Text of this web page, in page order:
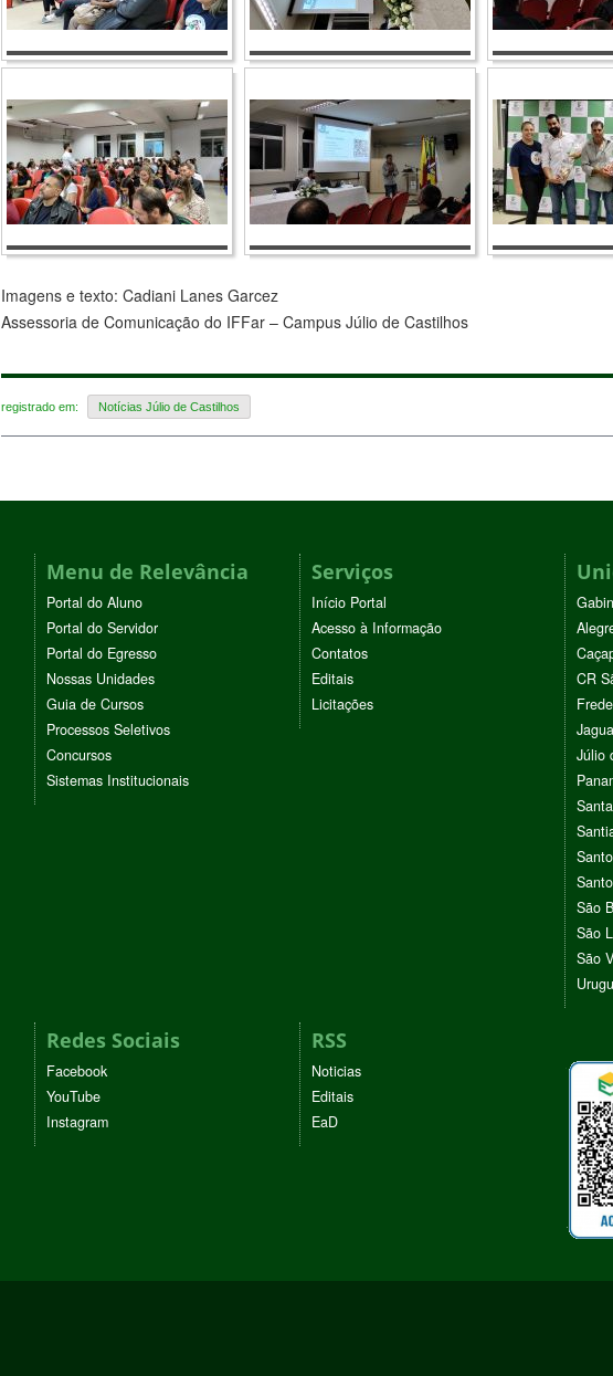
Imagens e texto: Cadiani Lanes Garcez
Assessoria de Comunicação do IFFar – Campus Júlio de Castilhos
registrado em: Notícias Júlio de Castilhos
Menu de Relevância
Portal do Aluno
Portal do Servidor
Portal do Egresso
Nossas Unidades
Guia de Cursos
Processos Seletivos
Concursos
Sistemas Institucionais
Serviços
Início Portal
Acesso à Informação
Contatos
Editais
Licitações
CR
Júlio
São
São
São
Redes Sociais
Facebook
YouTube
Instagram
RSS
Noticias
Editais
EaD